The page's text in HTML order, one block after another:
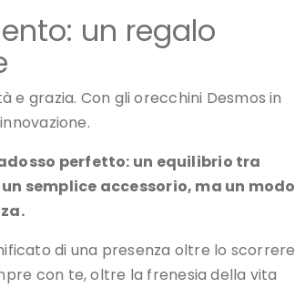
un regalo
e grazia. Con gli orecchini Desmos in
perfetto: un equilibrio tra
semplice accessorio, ma un modo
di una presenza oltre lo scorrere
con te, oltre la frenesia della vita